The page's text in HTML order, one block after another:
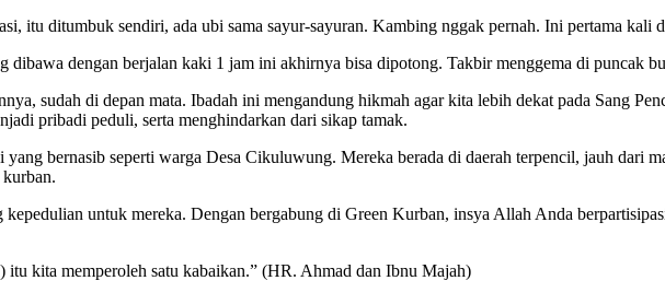
itu ditumbuk sendiri, ada ubi sama sayur-sayuran. Kambing nggak pernah. Ini pertama
dibawa dengan berjalan kaki 1 jam ini akhirnya bisa dipotong. Takbir menggema di puncak
sudah di depan mata. Ibadah ini mengandung hikmah agar kita lebih dekat pada Sang
pribadi peduli, serta menghindarkan dari sikap tamak.
bernasib seperti warga Desa Cikuluwung. Mereka berada di daerah terpencil, jauh dari
kepedulian untuk mereka. Dengan bergabung di Green Kurban, insya Allah Anda
itu kita memperoleh satu kabaikan.” (HR. Ahmad dan Ibnu Majah)